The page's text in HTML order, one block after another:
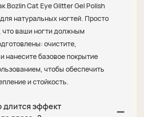
Bozlin Cat Eye Glitter Gel Polish
натуральных ногтей. Просто
что ваши ногти должным
очистите,
нанесите базовое покрытие
чтобы обеспечить
и стойкость.
длится эффект